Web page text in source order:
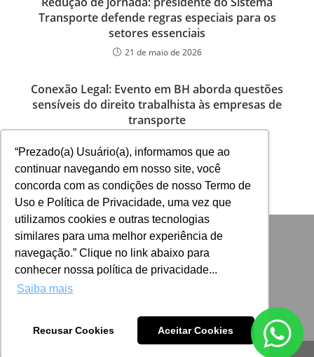
“Prezado(a) Usuário(a), informamos que ao
continuar navegando em nosso site, você
concorda com as condições de nosso Termo de
Uso e Política de Privacidade, uma vez que
utilizamos cookies e outras tecnologias
similares para uma melhor experiência de
navegação.” Clique no link abaixo para
conhecer nossa política de privacidade...
Saiba mais
Recusar Cookies Aceitar Cookies
Transporte defende regras especiais para os
setores essenciais
21 de maio de 2026
Conexão Legal: Evento em BH aborda questões
sensíveis do direito trabalhista às empresas de
transporte